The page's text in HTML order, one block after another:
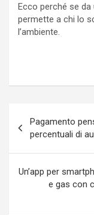
Ecco perché se da
permette a chi lo
l’ambiente.
articoli
Pagamento
percentuali di
Un’app per
e gas con